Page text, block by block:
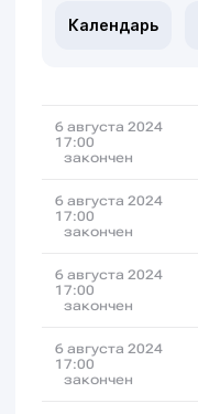
Календарь
6 августа 2024
17:00
закончен
6 августа 2024
17:00
закончен
6 августа 2024
17:00
закончен
6 августа 2024
17:00
закончен